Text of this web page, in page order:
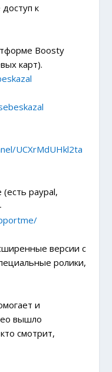
к
Boosty
карт).
UCXrMdUHkl2ta
paypal,
версии с
ролики,
и
вышло
смотрит,